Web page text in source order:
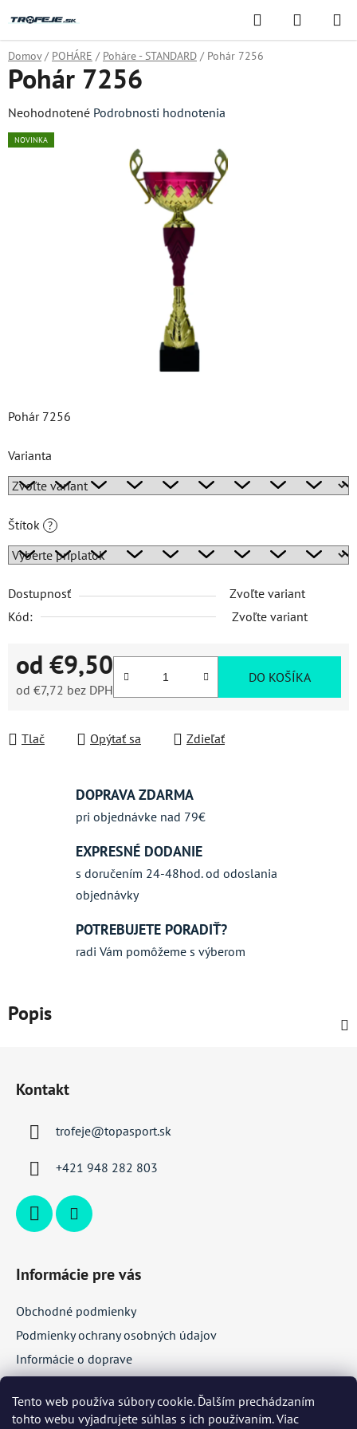
Tento web používa súbory cookie. Ďalším prechádzaním
tohto webu vyjadrujete súhlas s ich používaním. Viac
na
obsah
Hľadať
KOŠÍK
Domov / POHÁRE / Poháre - STANDARD / Pohár 7256
Pohár 7256
Varianta
Štítok ?
Dostupnosť
Zvoľte variant
Kód:
Zvoľte variant
od €9,50
od €7,72 bez DPH
DO KOŠÍKA
Tlač Opýtať sa Zdieľať
Pohár 7256
Priemerné
hodnotenie
Neohodnotené Podrobnosti hodnotenia
NOVINKA
DOPRAVA ZDARMA
pri objednávke nad 79€
EXPRESNÉ DODANIE
s doručením 24-48hod. od odoslania
objednávky
POTREBUJETE PORADIŤ?
radi Vám pomôžeme s výberom
Popis
Kontakt
trofeje@topasport.sk
+421 948 282 803
Informácie pre vás
Obchodné podmienky
Podmienky ochrany osobných údajov
Informácie o doprave